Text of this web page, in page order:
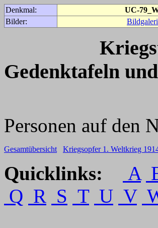
Denkmal:
UC-
Bilder:
Gedenktafeln
(Für
Personen auf den
Gesamtübersicht Kriegsopfer 1. Weltkrieg
Quicklinks: A
Q R S T U V